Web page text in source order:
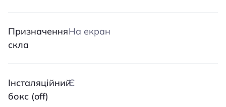
Призначення
скла
На екран
Iнсталяційний
бокс (off)
Є